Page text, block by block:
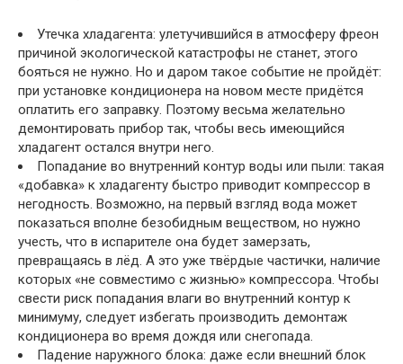
Утечка хладагента: улетучившийся в атмосферу фреон
причиной экологической катастрофы не станет, этого
бояться не нужно. Но и даром такое событие не пройдёт:
при установке кондиционера на новом месте придётся
оплатить его заправку. Поэтому весьма желательно
демонтировать прибор так, чтобы весь имеющийся
хладагент остался внутри него.
Попадание во внутренний контур воды или пыли: такая
«добавка» к хладагенту быстро приводит компрессор в
негодность. Возможно, на первый взгляд вода может
показаться вполне безобидным веществом, но нужно
учесть, что в испарителе она будет замерзать,
превращаясь в лёд. А это уже твёрдые частички, наличие
которых «не совместимо с жизнью» компрессора. Чтобы
свести риск попадания влаги во внутренний контур к
минимуму, следует избегать производить демонтаж
кондиционера во время дождя или снегопада.
Падение наружного блока: даже если внешний блок